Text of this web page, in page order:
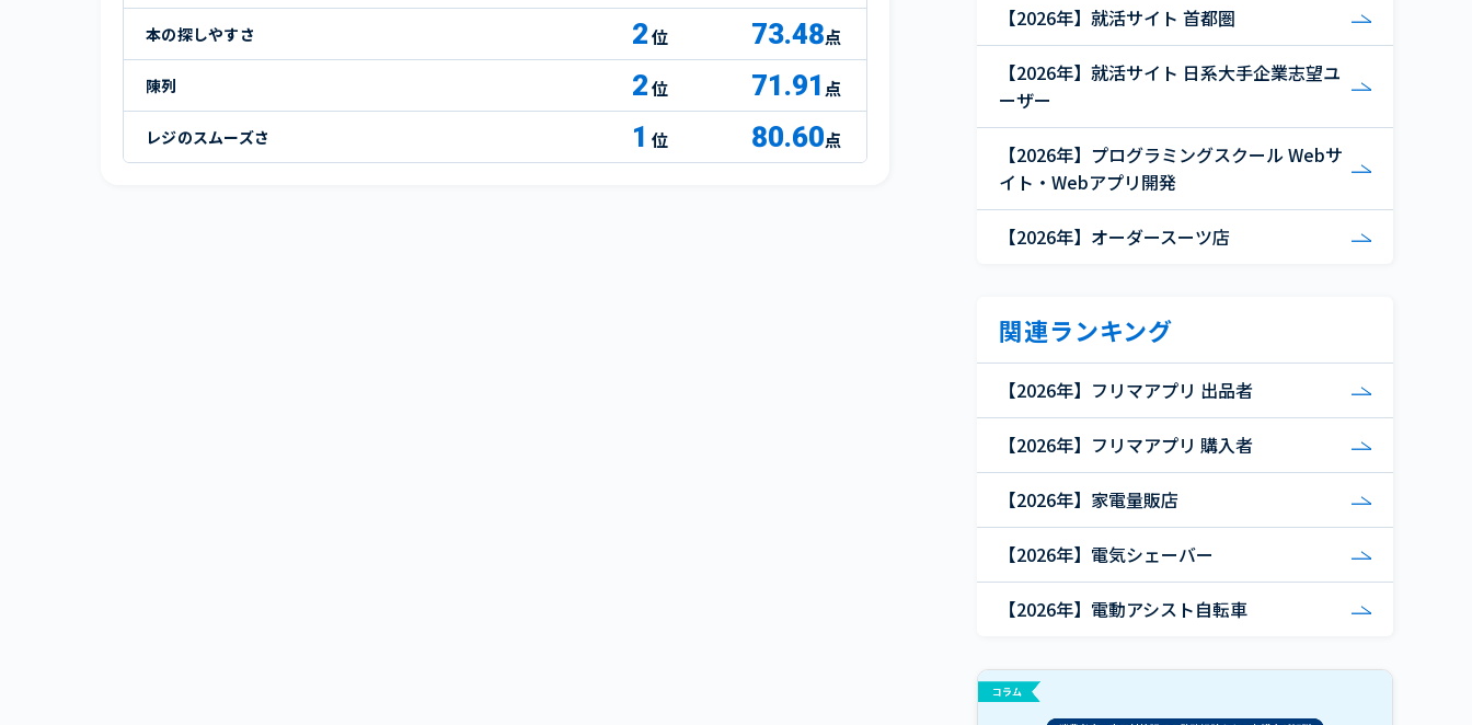
本の探しやすさ 2 73.48点
陳列 2 71.91 点
レジのスムーズさ 1 80.60点
【2026年】就活サイト 首都圏
【2026年】就活サイト 日系大手企業志望ユ
ーザー
【2026年】プログラミングスクール Webサ
イト・Webアプリ開発
【2026年】オーダースーツ店
関連ランキング
【2026年】フリマアプリ 出品者
【2026年】フリマアプリ 購入者
【2026年】家電量販店
【2026年】電気シェーバー
【2026年】電動アシスト自転車